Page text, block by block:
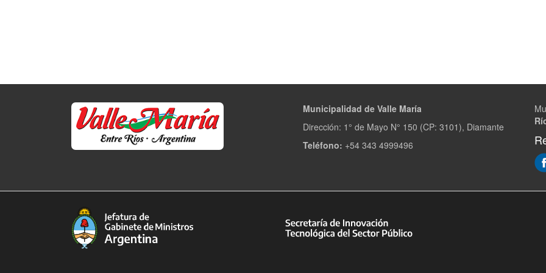
Municipalidad de Valle María
Dirección: 1° de Mayo N° 150 (CP: 3101), Diamante
Teléfono: +54 343 4999496